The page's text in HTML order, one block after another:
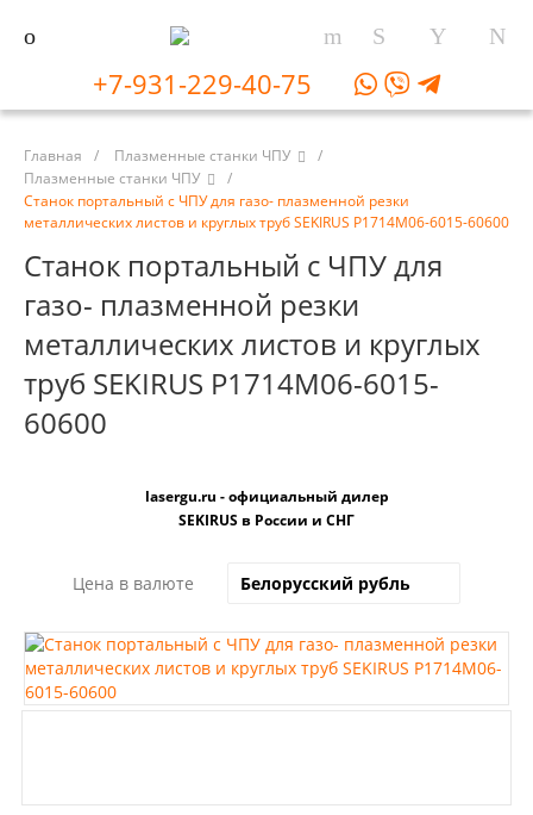
+7-931-229-40-75
Главная / Плазменные станки ЧПУ
/
Плазменные станки ЧПУ
/
Станок портальный с ЧПУ для газо- плазменной резки
металлических листов и круглых труб SEKIRUS P1714M06-6015-60600
Станок портальный с ЧПУ для
газо- плазменной резки
металлических листов и круглых
труб SEKIRUS P1714M06-6015-
60600
Цена в валюте
lasergu.ru - официальный дилер
SEKIRUS в России и СНГ